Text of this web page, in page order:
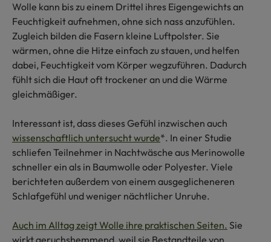
Wolle kann bis zu einem Drittel ihres Eigengewichts an
Feuchtigkeit aufnehmen, ohne sich nass anzufühlen.
Zugleich bilden die Fasern kleine Luftpolster. Sie
wärmen, ohne die Hitze einfach zu stauen, und helfen
dabei, Feuchtigkeit vom Körper wegzuführen. Dadurch
fühlt sich die Haut oft trockener an und die Wärme
gleichmäßiger.
Interessant ist, dass dieses Gefühl inzwischen auch
wissenschaftlich untersucht wurde*. In einer Studie
schliefen Teilnehmer in Nachtwäsche aus Merinowolle
schneller ein als in Baumwolle oder Polyester. Viele
berichteten außerdem von einem ausgeglicheneren
Schlafgefühl und weniger nächtlicher Unruhe.
Auch im Alltag zeigt Wolle ihre praktischen Seiten. Sie